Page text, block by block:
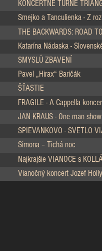
KONCERTNÉ TURNÉ
Smejko a Tanculienka - Z
THE BACKWARDS: ROAD
Katarína Nádaska -
SMYSLŮ ZBAVENÍ
Pavel „Hirax“ Baričák
ŠŤASTIE
FRAGILE - A Cappella
JAN KRAUS - One man show
SPIEVANKOVO - SVETLO
Simona – Tichá noc
Najkrajšie VIANOCE s
Vianočný koncert Jozef Holly